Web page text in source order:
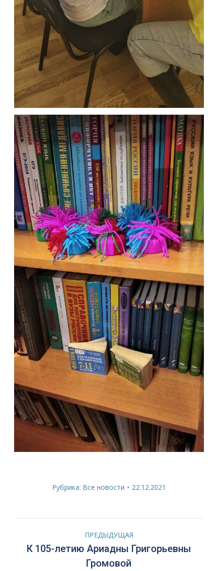
Рубрика: Все новости 22.12.2021
Навигация
по
ПРЕДЫДУЩАЯ
Предыдущая
запись:
К 105-летию Ариадны Григорьевны
Громовой